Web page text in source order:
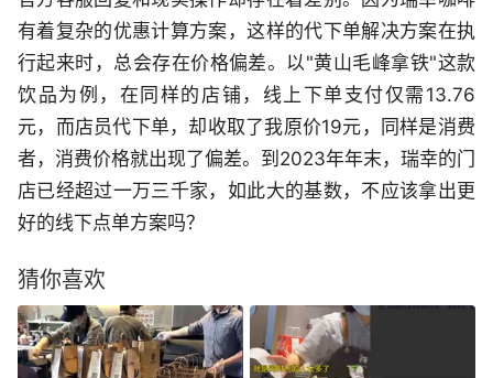
有着复杂的优惠计算方案，这样的代下单解决方案在执
行起来时，总会存在价格偏差。以"黄山毛峰拿铁"这款
饮品为例，在同样的店铺，线上下单支付仅需13.76
元，而店员代下单，却收取了我原价19元，同样是消费
者，消费价格就出现了偏差。到2023年年末，瑞幸的门
店已经超过一万三千家，如此大的基数，不应该拿出更
好的线下点单方案吗？
猜你喜欢